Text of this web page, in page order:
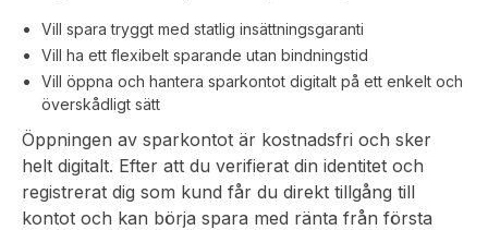
Vill spara tryggt med statlig insättningsgaranti
Vill ha ett flexibelt sparande utan bindningstid
Vill öppna och hantera sparkontot digitalt på ett enkelt och
överskådligt sätt
Öppningen av sparkontot är kostnadsfri och sker
helt digitalt. Efter att du verifierat din identitet och
registrerat dig som kund får du direkt tillgång till
kontot och kan börja spara med ränta från första